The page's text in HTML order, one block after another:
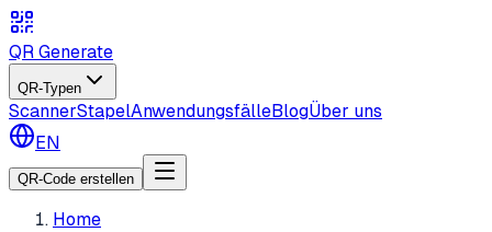
QR Generate
QR-Typen
ScannerStapelAnwendungsfälleBlogÜber uns
EN
QR-Code erstellen
Home